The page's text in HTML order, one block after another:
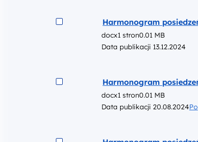
Podgląd
Harmonogram
docx1 stron0.01 MB
Data publikacji 13.12.2024
Podgląd
Harmonogram
docx1 stron0.01 MB
Data publikacji 20.08.2024
Podgląd